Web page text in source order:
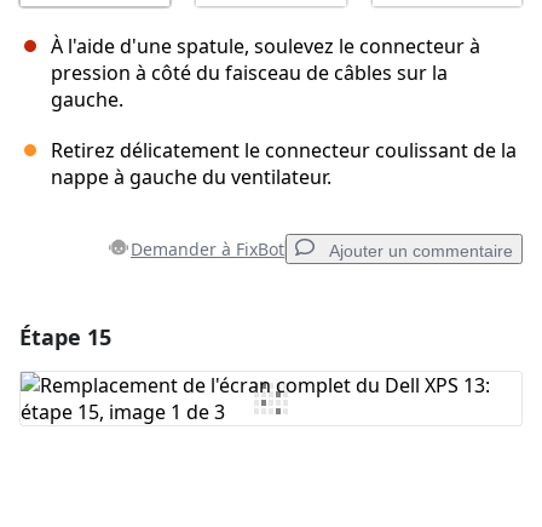
À l'aide d'une spatule, soulevez le connecteur à
pression à côté du faisceau de câbles sur la
gauche.
Retirez délicatement le connecteur coulissant de la
nappe à gauche du ventilateur.
Demander à FixBot Ajouter un commentaire
Ajouter un commentaire
Étape 15